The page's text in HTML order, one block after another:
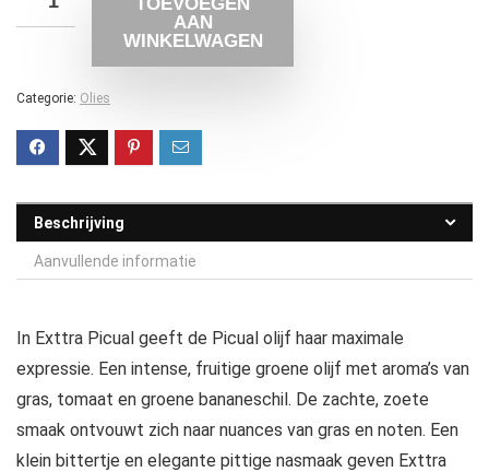
AAN
WINKELWAGEN
Categorie: Olies
Beschrijving
Aanvullende informatie
In Exttra Picual geeft de Picual olijf haar maximale
expressie. Een intense, fruitige groene olijf met aroma’s van
gras, tomaat en groene bananeschil. De zachte, zoete
smaak ontvouwt zich naar nuances van gras en noten. Een
klein bittertje en elegante pittige nasmaak geven Exttra